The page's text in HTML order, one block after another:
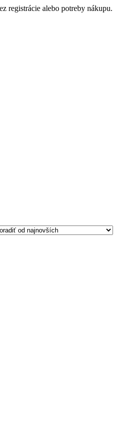
registrácie alebo potreby nákupu.